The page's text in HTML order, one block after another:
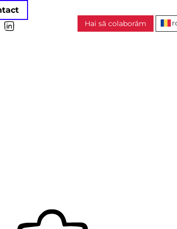
Hai să colaborăm